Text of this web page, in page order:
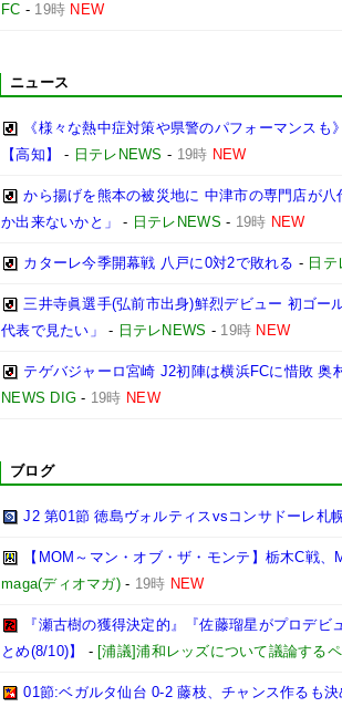
FC - 19時 NEW
ニュース
《様々な熱中症対策や県警のパフォーマンス
【高知】
- 日テレNEWS - 19時 NEW
から揚げを熊本の被災地に 中津市の専門店が
か出来ないかと」
- 日テレNEWS - 19時 NEW
カターレ今季開幕戦 八戸に0対2で敗れる - 日
三井寺眞選手(弘前市出身)鮮烈デビュー 初ゴー
代表で見たい」
- 日テレNEWS - 19時 NEW
テゲバジャーロ宮崎 J2初陣は横浜FCに惜敗 奥
NEWS DIG - 19時 NEW
ブログ
J2 第01節 徳島ヴォルティスvsコンサドーレ札
【MOM～マン・オブ・ザ・モンテ】栃木C戦
maga(ディオマガ)- 19時 NEW
『瀬古樹の獲得決定的』『佐藤瑠星がプロデ
とめ(8/10)】
- [浦議]浦和レッズについて議論する
01節:ベガルタ仙台 0-2 藤枝、チャンス作るも